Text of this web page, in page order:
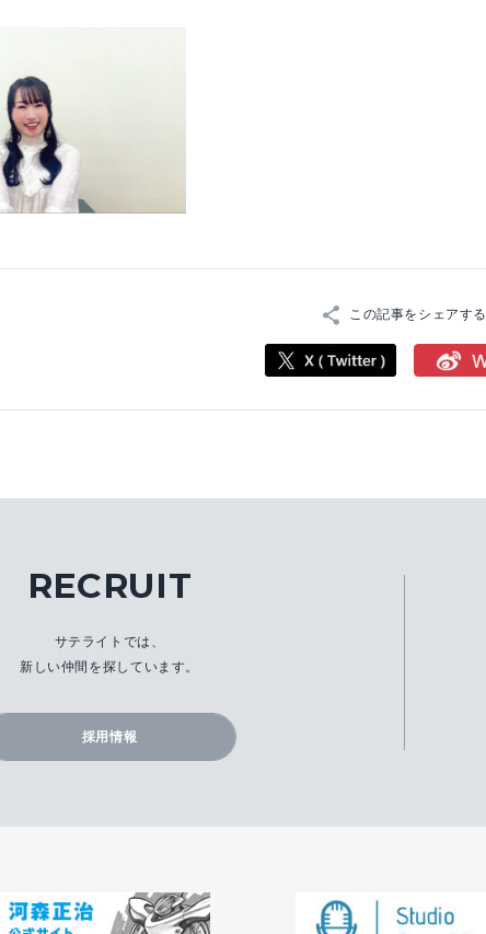
この記事をシェアする
RECRUIT
サテライトでは、
新しい仲間を探しています。
採用情報